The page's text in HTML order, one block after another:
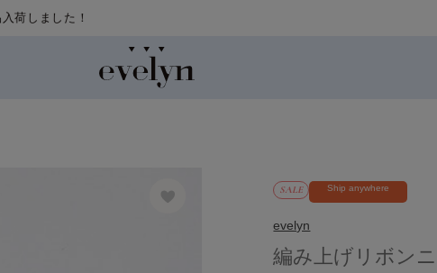
SALE Ship anywhere
evelyn
編み上げリボン